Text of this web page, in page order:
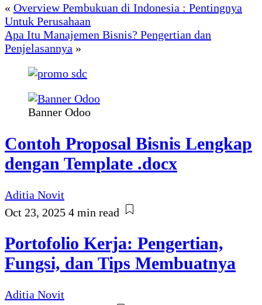
« Overview Pembukuan di Indonesia : Pentingnya
Untuk Perusahaan
Apa Itu Manajemen Bisnis? Pengertian dan
Penjelasannya »
Banner Odoo
Contoh Proposal Bisnis Lengkap
dengan Template .docx
Aditia Novit
Oct 23, 2025 4 min read
Portofolio Kerja: Pengertian,
Fungsi, dan Tips Membuatnya
Aditia Novit